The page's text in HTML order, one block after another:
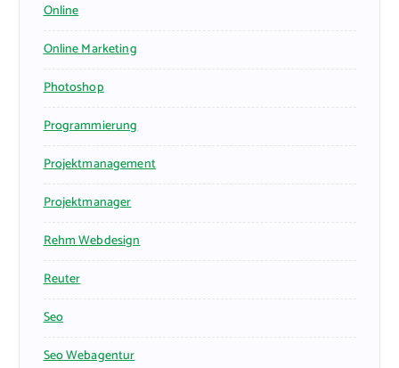
Online
Online Marketing
Photoshop
Programmierung
Projektmanagement
Projektmanager
Rehm Webdesign
Reuter
Seo
Seo Webagentur